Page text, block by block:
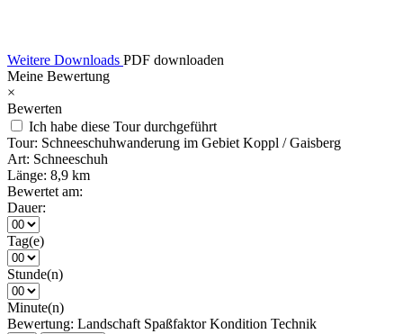
Weitere Downloads PDF downloaden
Meine Bewertung
×
Bewerten
Ich habe diese Tour durchgeführt
Tour: Schneeschuhwanderung im Gebiet Koppl / Gaisberg
Art: Schneeschuh
Länge: 8,9 km
Bewertet am:
Dauer:
Tag(e)
Stunde(n)
Minute(n)
Bewertung: Landschaft Spaßfaktor Kondition Technik